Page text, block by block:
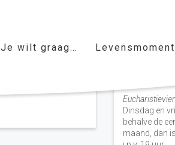
Je wilt graag… Vieringen
H. Nicolaas
Dinsdag en
behalve de
maand, dan